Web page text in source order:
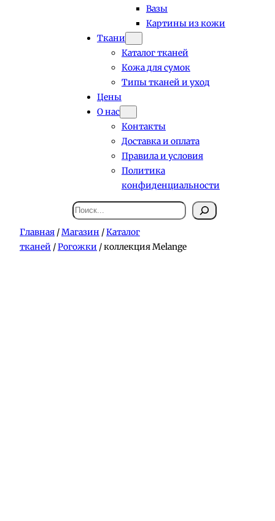
Вазы
Картины из кожи
Ткани
Каталог тканей
Кожа для сумок
Типы тканей и уход
Цены
О нас
Контакты
Доставка и оплата
Правила и условия
Политика
конфиденциальности
Поиск
Главная /Магазин /Каталог
тканей /Рогожки / коллекция Melange